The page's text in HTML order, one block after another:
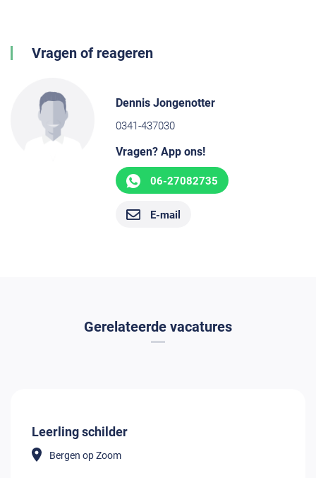
Vragen of reageren
Dennis Jongenotter
0341-437030
Vragen? App ons!
06-27082735
E-mail
Gerelateerde vacatures
Leerling schilder
Bergen op Zoom